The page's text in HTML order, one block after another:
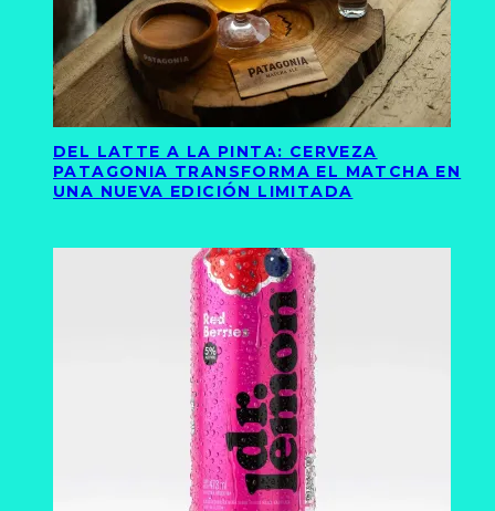
DEL LATTE A LA PINTA: CERVEZA
PATAGONIA TRANSFORMA EL MATCHA EN
UNA NUEVA EDICIÓN LIMITADA